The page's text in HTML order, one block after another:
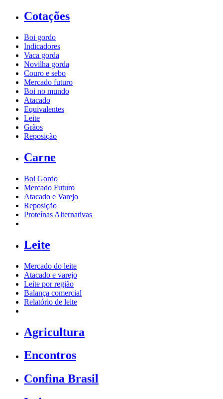
Cotações
Boi gordo
Indicadores
Vaca gorda
Novilha gorda
Couro e sebo
Mercado futuro
Boi no mundo
Atacado
Equivalentes
Leite
Grãos
Reposição
Carne
Boi Gordo
Mercado Futuro
Atacado e Varejo
Reposição
Proteínas Alternativas
Leite
Mercado do leite
Atacado e varejo
Leite por região
Balança comercial
Relatório de leite
Agricultura
Encontros
Confina Brasil